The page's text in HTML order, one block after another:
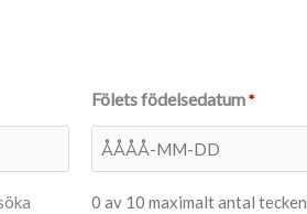
Fölets födelsedatum *
0 av 10 maximalt antal tecken